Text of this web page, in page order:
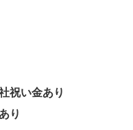
祝い金あり
り